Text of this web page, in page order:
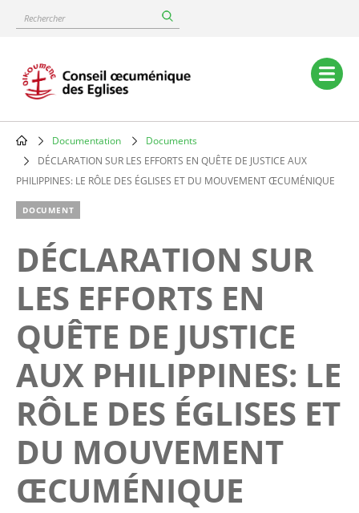
content
Rechercher
Main
navigation
Breadcrumb
Documentation
Documents
DÉCLARATION SUR LES EFFORTS EN QUÊTE DE JUSTICE AUX
PHILIPPINES: LE RÔLE DES ÉGLISES ET DU MOUVEMENT ŒCUMÉNIQUE
DOCUMENT
DÉCLARATION SUR
LES EFFORTS EN
QUÊTE DE JUSTICE
AUX PHILIPPINES: LE
RÔLE DES ÉGLISES ET
DU MOUVEMENT
ŒCUMÉNIQUE